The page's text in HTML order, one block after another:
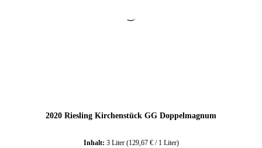
2020 Riesling Kirchenstück GG Doppelmagnum
Inhalt: 3 Liter (129,67 € / 1 Liter)